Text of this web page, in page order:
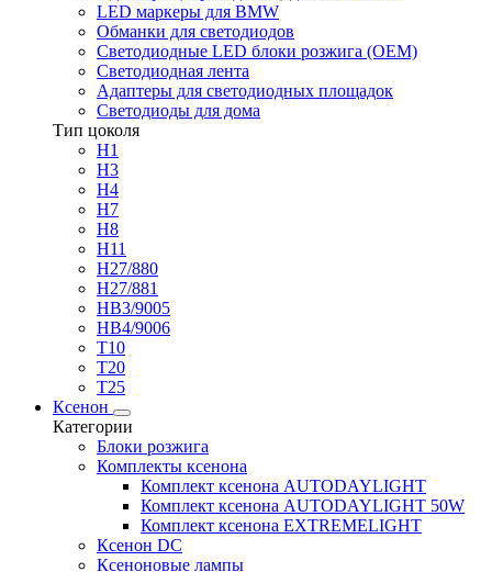
LED маркеры для BMW
Обманки для светодиодов
Светодиодные LED блоки розжига (OEM)
Светодиодная лента
Адаптеры для светодиодных площадок
Светодиоды для дома
Тип цоколя
H1
H3
H4
H7
H8
H11
H27/880
H27/881
HB3/9005
HB4/9006
T10
T20
T25
Ксенон
Категории
Блоки розжига
Комплекты ксенона
Комплект ксенона AUTODAYLIGHT
Комплект ксенона AUTODAYLIGHT 50W
Комплект ксенона EXTREMELIGHT
Ксенон DC
Ксеноновые лампы